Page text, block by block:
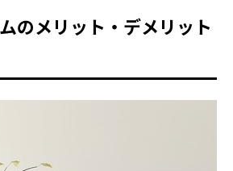
のメリット・デメリット